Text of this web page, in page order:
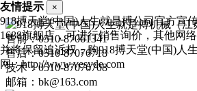
售前：0510-87061341
售后：0510-87076718
技术：0510-87076708
邮箱：bk@163.com
友情提示 ×
918搏天堂(中国)人生就是搏公司官方宣
1688旗舰店，可进行销售询价，其他网
并将保留追诉权，购918搏天堂(中国)人
网：http://www.vesyde.com